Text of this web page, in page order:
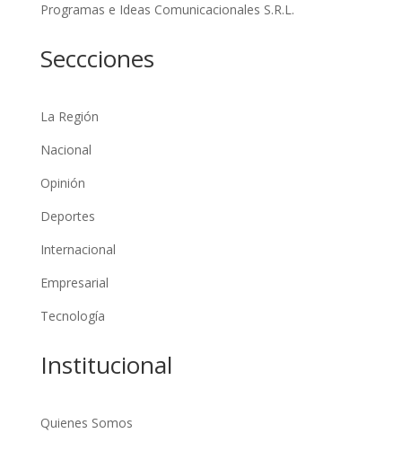
Programas e Ideas Comunicacionales S.R.L.
Seccciones
La Región
Nacional
Opinión
Deportes
Internacional
Empresarial
Tecnología
Institucional
Quienes Somos